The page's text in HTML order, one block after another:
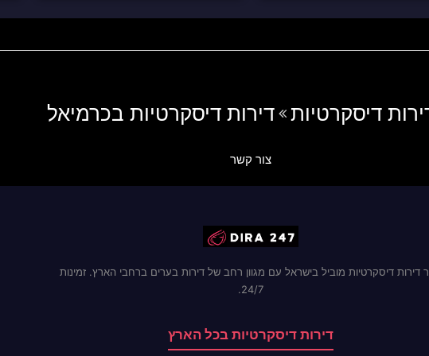
דיסקרטיות דירות דיסקרטיות בכרמיאל
צור קשר
דירות דיסקרטיות מוביל בישראל עם מגוון רחב של דירות בערים ברחבי הארץ. זמינות
24/7.
דירות דיסקרטיות בכל הארץ